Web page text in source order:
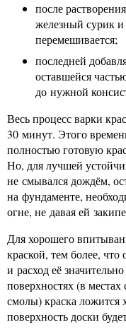
после
железный сурик
перемешивается;
последней
оставшейся
до нужной
Весь процесс варки
30 минут. Этого
полностью готовую
Но, для лучшей
не смывался дождём,
на фундаменте,
огне, не давая ей
Для хорошего
краской, тем более,
и расход её
поверхностях (в
смолы) краска ложится
поверхность доски